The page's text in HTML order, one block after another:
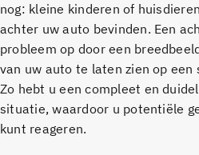
nog: kleine kinderen of
achter uw auto bevinden. Een
probleem op door een
van uw auto te laten zien op een
Zo hebt u een compleet en
situatie, waardoor u potentiële
kunt reageren.